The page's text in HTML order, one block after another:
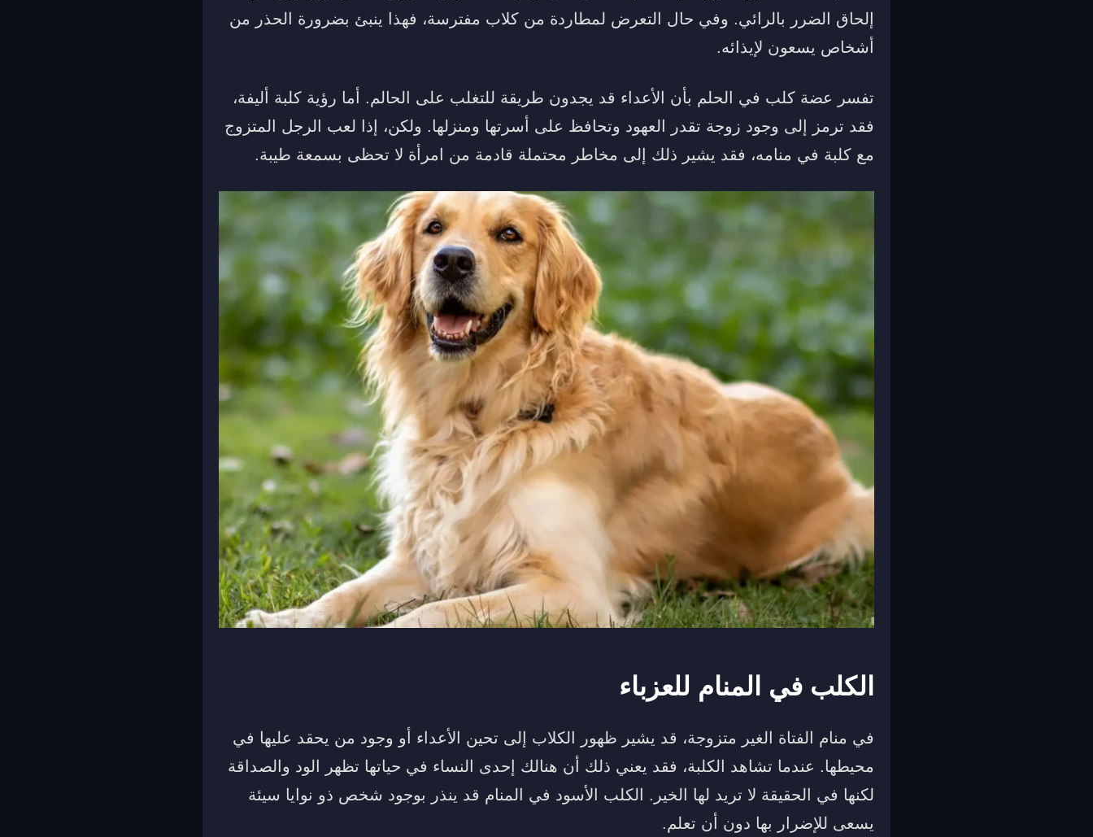
إلحاق الضرر بالرائي. وفي حال التعرض لمطاردة من كلاب مفترسة، فهذا ينبئ بضرورة الحذر من
أشخاص يسعون لإيذائه.
تفسر عضة كلب في الحلم بأن الأعداء قد يجدون طريقة للتغلب على الحالم. أما رؤية كلبة أليفة،
فقد ترمز إلى وجود زوجة تقدر العهود وتحافظ على أسرتها ومنزلها. ولكن، إذا لعب الرجل المتزوج
مع كلبة في منامه، فقد يشير ذلك إلى مخاطر محتملة قادمة من امرأة لا تحظى بسمعة طيبة.
الكلب في المنام للعزباء
في منام الفتاة الغير متزوجة، قد يشير ظهور الكلاب إلى تحين الأعداء أو وجود من يحقد عليها في
محيطها. عندما تشاهد الكلبة، فقد يعني ذلك أن هنالك إحدى النساء في حياتها تظهر الود والصداقة
لكنها في الحقيقة لا تريد لها الخير. الكلب الأسود في المنام قد ينذر بوجود شخص ذو نوايا سيئة
يسعى للإضرار بها دون أن تعلم.